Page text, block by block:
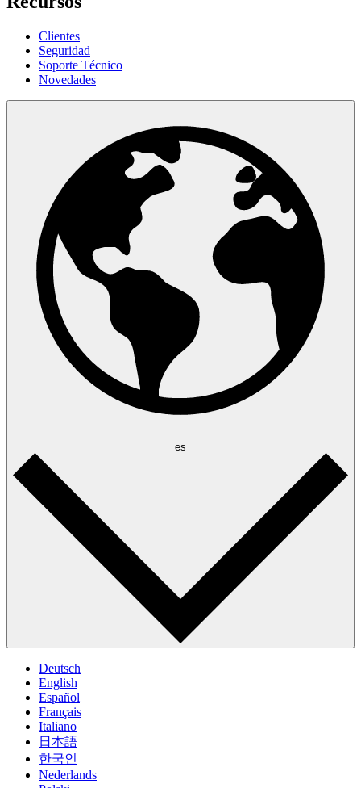
Clientes
Seguridad
Soporte Técnico
Novedades
es
Deutsch
English
Español
Français
Italiano
日本語
한국인
Nederlands